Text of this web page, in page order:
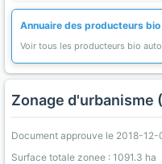
Annuaire des producteurs bio
Voir tous les producteurs bio
Zonage d'urbanisme
Document approuve le 2018-12-
Surface totale zonee : 1091.3 ha